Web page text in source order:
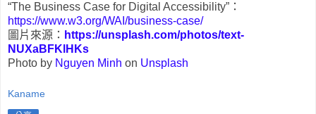
“The Business Case for Digital Accessibility”：
https://www.w3.org/WAI/business-case/
圖片來源： https://unsplash.com/photos/text-
NUXaBFKlHKs
Photo by Nguyen Minh on Unsplash
Kaname